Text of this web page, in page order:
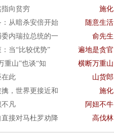
向贫穷 施化
从暗杀安倍开始 随意生活
内瑞拉总统的一 俞先生
当“比较优势” 遍地是贪官
重山”也谈“知 横断万重山
在此 山货郎
，世界更接近和 施化
不凡 阿妞不牛
接对马杜罗劝降 高伐林